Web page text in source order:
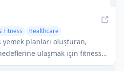
Fitness Healthcare
planları oluşturan,
ulaşmak için fitness
olan AI destekli bir